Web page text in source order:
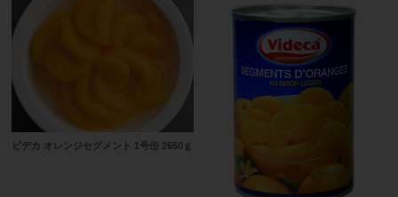
ビデカ オレンジセグメント 1号缶 2650ｇ